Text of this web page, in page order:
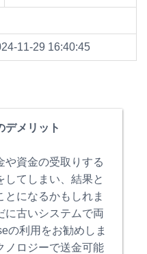
11-29 16:40:45
デメリット
や資金の受取りする
してしまい、結果と
とになるかもしれま
に古いシステムで両
の利用をお勧めしま
ノロジーで送金可能